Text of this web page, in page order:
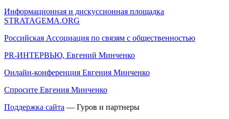
Информационная и дискуссионная площадка
STRATAGEMA.ORG
Российская Ассоциация по связям с общественностью
PR-ИНТЕРВЬЮ, Евгений Минченко
Онлайн-конференция Евгения Минченко
Спросите Евгения Минченко
Поддержка сайта — Гуров и партнеры